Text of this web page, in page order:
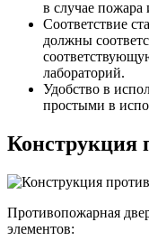
в случае пожара
Соответствие
должны
лабораторий.
Удобство в
простыми в
Конструкция
Противопожарная
элементов: